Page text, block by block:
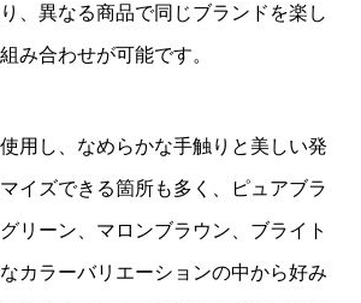
、異なる商品で同じブランドを楽し
み合わせが可能です。
用し、なめらかな手触りと美しい発
イズできる箇所も多く、ピュアブラ
リーン、マロンブラウン、ブライト
カラーバリエーションの中から好み